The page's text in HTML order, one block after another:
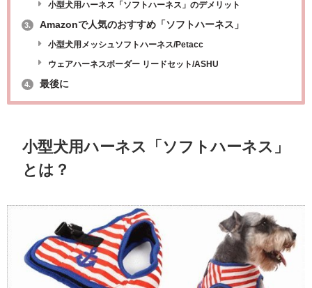
小型犬用ハーネス「ソフトハーネス」のデメリット
3. Amazonで人気のおすすめ「ソフトハーネス」
小型犬用メッシュソフトハーネス/Petacc
ウェアハーネスボーダー リードセット/ASHU
4. 最後に
小型犬用ハーネス「ソフトハーネス」
とは？